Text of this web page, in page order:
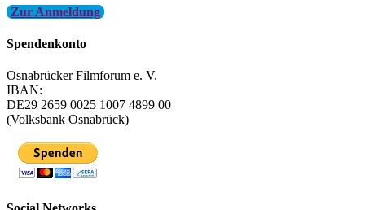
Zur Anmeldung
Spendenkonto
Osnabrücker Filmforum e. V.
IBAN:
DE29 2659 0025 1007 4899 00
(Volksbank Osnabrück)